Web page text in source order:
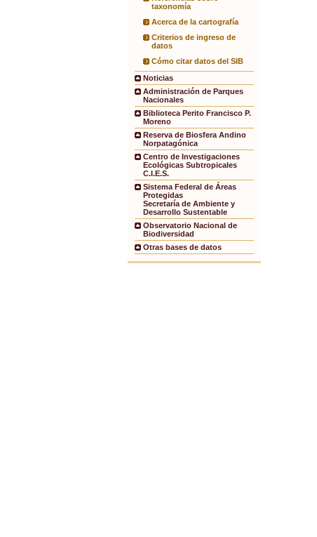
taxonomía
Acerca de la cartografía
Criterios de ingreso de
datos
Cómo citar datos del SIB
Noticias
Administración de Parques
Nacionales
Biblioteca Perito Francisco P.
Moreno
Reserva de Biosfera Andino
Norpatagónica
Centro de Investigaciones
Ecológicas Subtropicales
C.I.E.S.
Sistema Federal de Áreas
Protegidas
Secretaría de Ambiente y
Desarrollo Sustentable
Observatorio Nacional de
Biodiversidad
Otras bases de datos